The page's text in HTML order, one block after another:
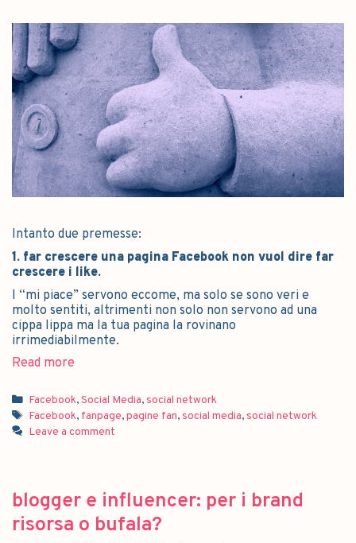
Intanto due premesse:
1. far crescere una pagina Facebook non vuol dire far
crescere i like.
I “mi piace” servono eccome, ma solo se sono veri e
molto sentiti, altrimenti non solo non servono ad una
cippa lippa ma la tua pagina la rovinano
irrimediabilmente.
Read more
Facebook,Social Media, social network
Facebook, fanpage,pagine fan, social media, social network
Leave a comment
blogger e influencer: per i brand
risorsa o bufala?